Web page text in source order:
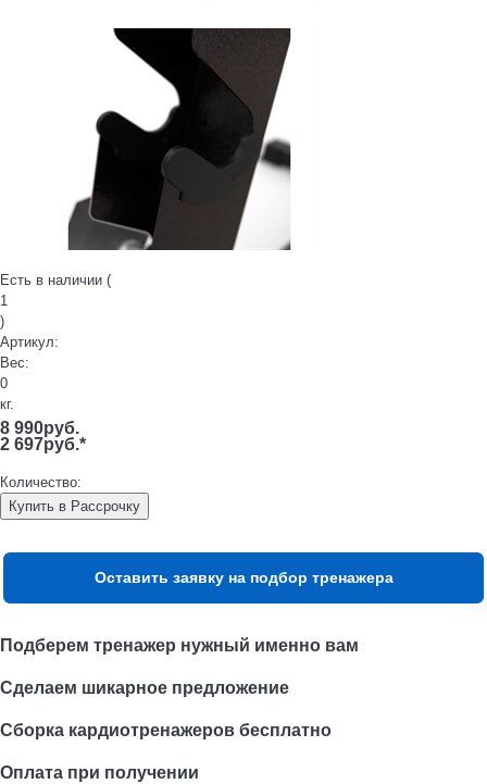
Есть в наличии (
1
)
Артикул:
Вес:
0
кг.
8 990руб.
2 697руб.*
Количество:
Купить в Рассрочку
Оставить заявку на подбор тренажера
Подберем тренажер нужный именно вам
Сделаем шикарное предложение
Сборка кардиотренажеров бесплатно
Оплата при получении